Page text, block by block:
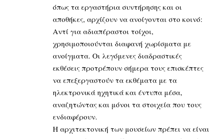
όπως τα εργαστήρια συντήρησης και οι
αποθήκες, αρχίζουν να ανοίγονται στο κοινό:
Αντί για αδιαπέραστοι τοίχοι,
χρησιμοποιούνται διαφανή χωρίσματα με
ανοίγματα. Οι λεγόμενες διαδραστικές
εκθέσεις προτρέπουν σήμερα τους επισκέπτες
να επεξεργαστούν τα εκθέματα με τα
ηλεκτρονικά ηχητικά και έντυπα μέσα,
αναζητώντας και μόνοι τα στοιχεία που τους
ενδιαφέρουν.
Η αρχιτεκτονική των μουσείων πρέπει να είναι